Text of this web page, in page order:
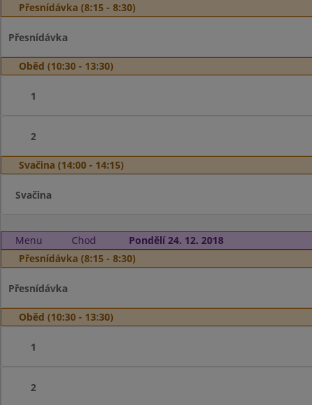
Přesnídávka (8:15 - 8:30)
Přesnídávka
Oběd (10:30 - 13:30)
1
2
Svačina (14:00 - 14:15)
Svačina
Menu Chod
Pondělí 24. 12. 2018
Přesnídávka (8:15 - 8:30)
Přesnídávka
Oběd (10:30 - 13:30)
1
2